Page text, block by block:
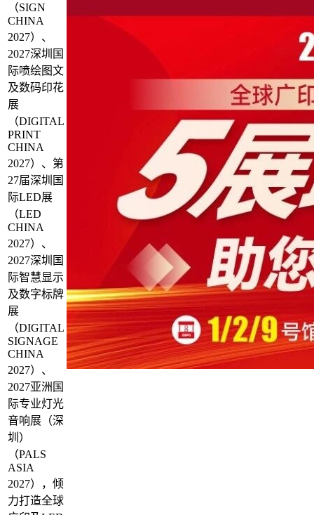
（SIGN
CHINA
2027）、
2027深圳国
际喷绘图文
及数码印花
展
（DIGITAL
PRINT
CHINA
2027）、第
27届深圳国
际LED展
（LED
CHINA
2027）、
2027深圳国
际智慧显示
及数字标牌
展
（DIGITAL
SIGNAGE
CHINA
2027）、
2027亚洲国
际专业灯光
音响展（深
圳）
（PALS
ASIA
2027），倾
力打造全球